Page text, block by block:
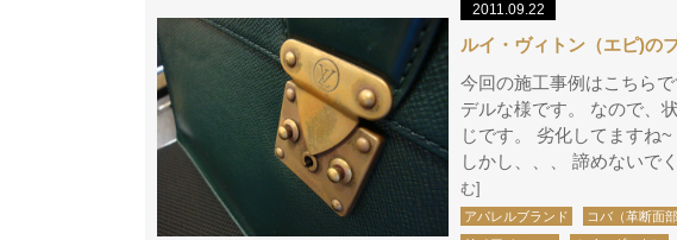
2011.09.22
ルイ・ヴィトン（エピ)の
今回の施工事例はこちら
デルな様です。 なので、
じです。 劣化してますね
しかし、、、 諦めないで
む]
アパレルブランド コバ（革断面